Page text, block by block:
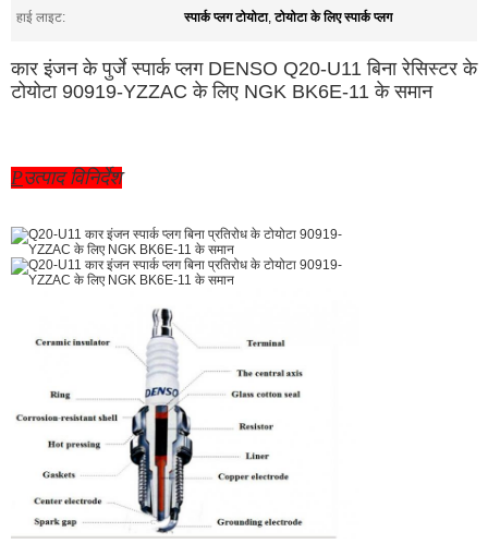
हाई लाइट:
स्पार्क प्लग टोयोटा,टोयोटा के लिए स्पार्क प्लग
कार इंजन के पुर्जे स्पार्क प्लग DENSO Q20-U11 बिना रेसिस्टर के
टोयोटा 90919-YZZAC के लिए NGK BK6E-11 के समान
Pउत्पाद विनिर्देश